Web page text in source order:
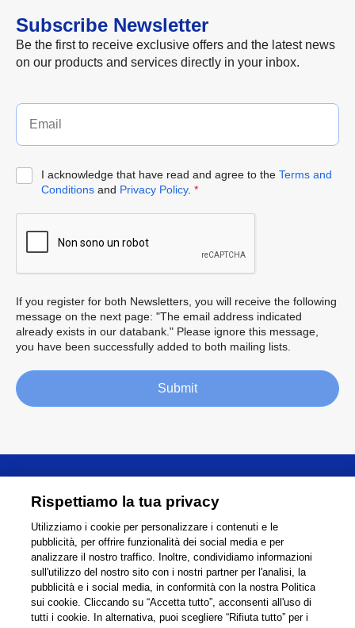
Subscribe Newsletter
Be the first to receive exclusive offers and the latest news
on our products and services directly in your inbox.
I acknowledge that have read and agree to the Terms and
Conditionsand Privacy Policy. *
If you register for both Newsletters, you will receive the following
message on the next page: "The email address indicated
already exists in our databank." Please ignore this message,
you have been successfully added to both mailing lists.
Submit
Supporto
Collegamenti Condividi
Rispettiamo la tua privacy
Utilizziamo i cookie per personalizzare i contenuti e le
pubblicità, per offrire funzionalità dei social media e per
analizzare il nostro traffico. Inoltre, condividiamo informazioni
sull'utilizzo del nostro sito con i nostri partner per l'analisi, la
pubblicità e i social media, in conformità con la nostra Politica
sui cookie. Cliccando su “Accetta tutto”, acconsenti all'uso di
tutti i cookie. In alternativa, puoi scegliere “Rifiuta tutto” per i